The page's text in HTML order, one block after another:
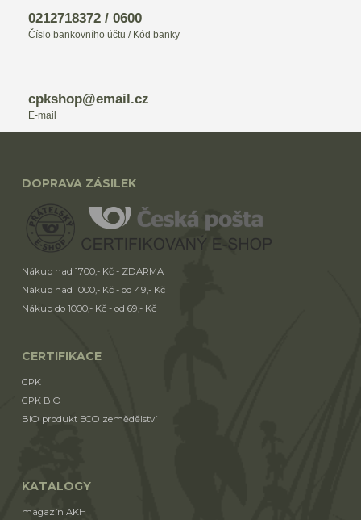
0212718372 / 0600
Číslo bankovního účtu / Kód banky
cpkshop@email.cz
E-mail
DOPRAVA ZÁSILEK
Nákup nad 1700,- Kč - ZDARMA
Nákup nad 1000,- Kč - od 49,- Kč
Nákup do 1000,- Kč - od 69,- Kč
CERTIFIKACE
CPK
CPK BIO
BIO produkt ECO zemědělství
KATALOGY
magazín AKH